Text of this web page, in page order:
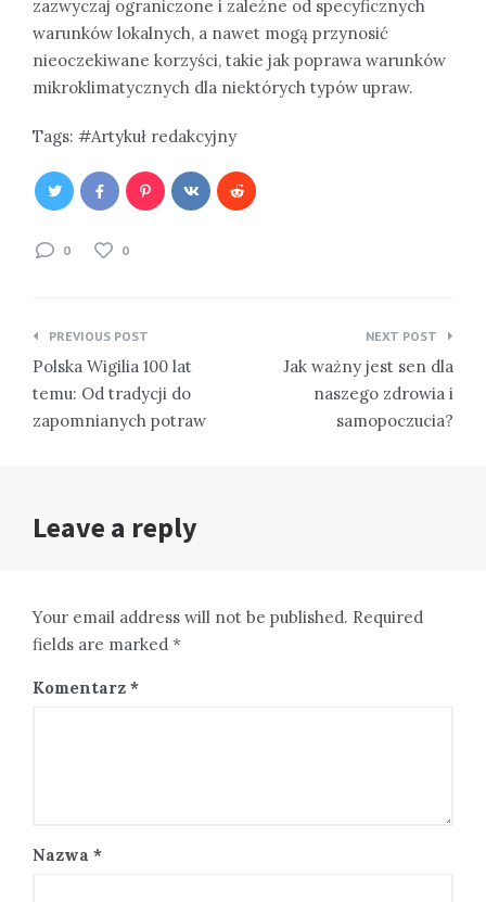
zazwyczaj ograniczone i zależne od specyficznych
warunków lokalnych, a nawet mogą przynosić
nieoczekiwane korzyści, takie jak poprawa warunków
mikroklimatycznych dla niektórych typów upraw.
Tags: Artykuł redakcyjny
0 0
Nawigacja
wpisu
PREVIOUS POST
Polska Wigilia 100 lat
temu: Od tradycji do
zapomnianych potraw
NEXT POST
Jak ważny jest sen dla
naszego zdrowia i
samopoczucia?
Leave a reply
Your email address will not be published. Required
fields are marked *
Komentarz *
Nazwa *